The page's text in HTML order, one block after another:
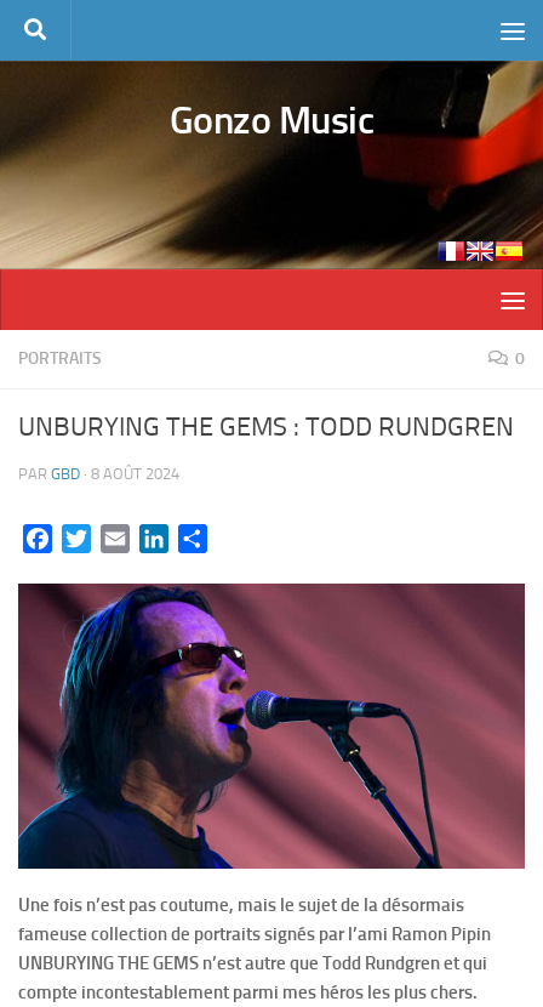
Skip to content
Gonzo Music
PORTRAITS 0
UNBURYING THE GEMS : TODD RUNDGREN
PAR GBD · 8 AOÛT 2024
FacebookTwitterEmail LinkedIn
Une fois n’est pas coutume, mais le sujet de la désormais
fameuse collection de portraits signés par l’ami Ramon Pipin
UNBURYING THE GEMS n’est autre que Todd Rundgren et qui
compte incontestablement parmi mes héros les plus chers.